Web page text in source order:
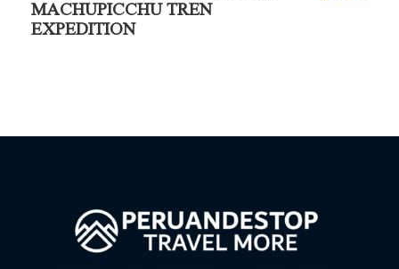
MACHUPICCHU TREN
EXPEDITION